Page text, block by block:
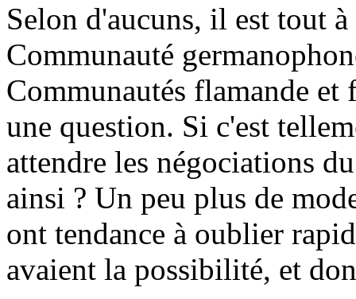
Selon d'aucuns, il est tout
Communauté
Communautés flamande et
une question. Si c'est
attendre les négociations
ainsi ? Un peu plus de
ont tendance à oublier
avaient la possibilité, et